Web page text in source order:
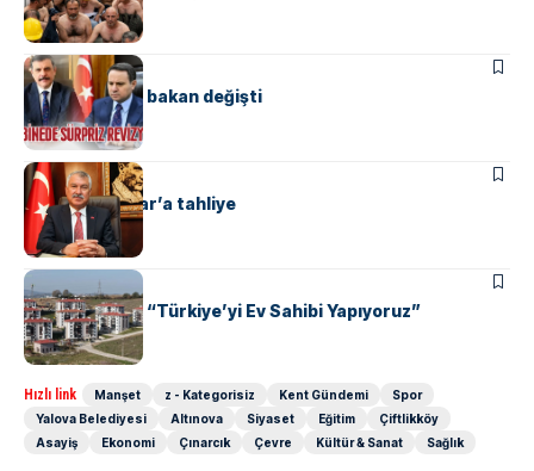
MANŞETTÜRKIYE
Gece yarısı iki bakan değişti
MANŞETTÜRKIYE
Zeydan Karalar’a tahliye
TÜRKIYE
Bakan Kurum: “Türkiye’yi Ev Sahibi Yapıyoruz”
Hızlı link Manşet z - Kategorisiz Kent Gündemi
Spor
Yalova Belediyesi
Altınova Siyaset Eğitim
Çiftlikköy
Asayiş
Ekonomi Çınarcık Çevre Kültür & Sanat Sağlık